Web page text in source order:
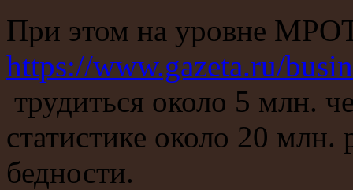
При этом на уровне
https://www.gazeta.ru/
трудиться около 5 млн.
статистике около 20 млн.
бедности.